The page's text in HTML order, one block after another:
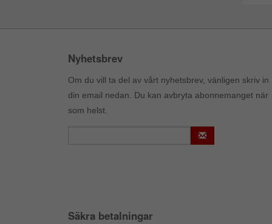
Nyhetsbrev
Om du vill ta del av vårt nyhetsbrev, vänligen skriv in
din email nedan. Du kan avbryta abonnemanget när
som helst.
Säkra betalningar